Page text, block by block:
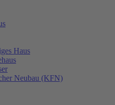
Haus
Neubau (KFN)